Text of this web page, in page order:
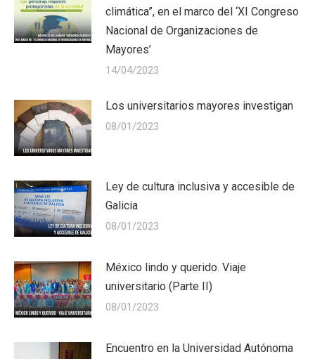
climática”, en el marco del ‘XI Congreso
Nacional de Organizaciones de
Mayores’
14/04/2023
Los universitarios mayores investigan
08/01/2023
Ley de cultura inclusiva y accesible de
Galicia
08/01/2023
México lindo y querido. Viaje
universitario (Parte II)
08/01/2023
Encuentro en la Universidad Autónoma